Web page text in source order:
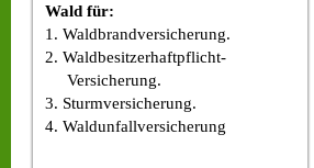
Wald für:
1. Waldbrandversicherung.
2. Waldbesitzerhaftpflicht-
Versicherung.
3. Sturmversicherung.
4. Waldunfallversicherung